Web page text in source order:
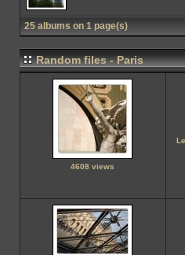
25 albums on 1 page(s)
Random files - Paris
4608 views